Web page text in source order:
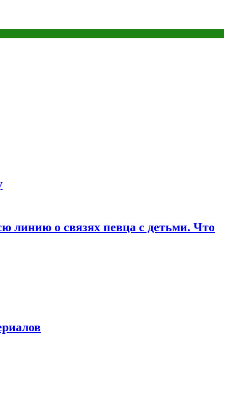
линию о связях певца с детьми. Что